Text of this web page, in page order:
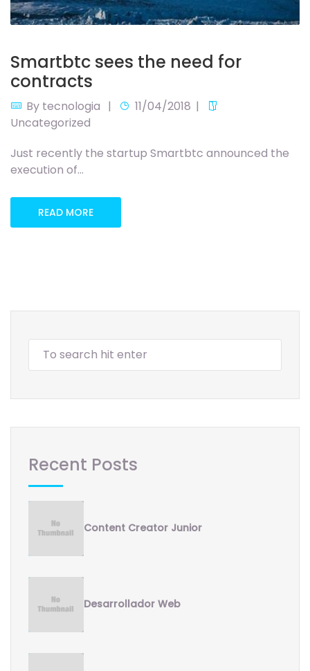
Smartbtc sees the need for
contracts
By tecnologia
11/04/2018
Uncategorized
Just recently the startup Smartbtc announced the
execution of…
READ MORE
Recent Posts
Content Creator Junior
Desarrollador Web